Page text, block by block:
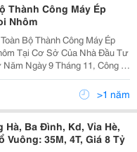
Thành Công Máy Ép
Nhôm
Bộ Thành Công Máy Ép
Tại Cơ Sở Của Nhà Đầu Tư
Thông Báo Siêu Phẩm
Rtp 70.30.30 Do Rotec>1 năm
Hà, Ba Đình, Kd, Vỉa Hè,
Vuông: 35M, 4T, Giá 8 Tỷ